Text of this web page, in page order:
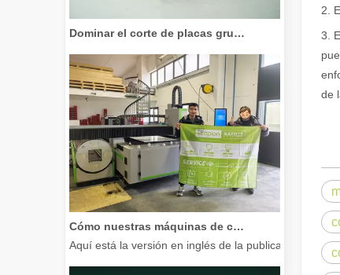
Aquí está la versión en inglés de la publicación del
2.
3.
de